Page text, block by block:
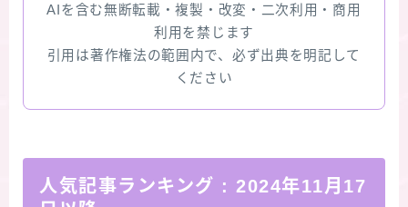
AIを含む無断転載・複製・改変・二次利用・商用
利用を禁じます
引用は著作権法の範囲内で、必ず出典を明記して
ください
人気記事ランキング : 2024年11月17